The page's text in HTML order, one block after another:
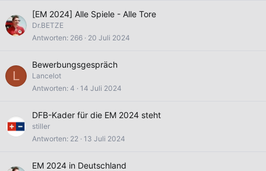
[EM 2024] Alle Spiele - Alle Tore
Dr.BETZE
Antworten 266 20 Juli 2024
L
Bewerbungsgespräch
Lancelot
Antworten 4 14 Juli 2024
DFB-Kader für die EM 2024 steht
stiller
Antworten 22 13 Juli 2024
EM 2024 in Deutschland